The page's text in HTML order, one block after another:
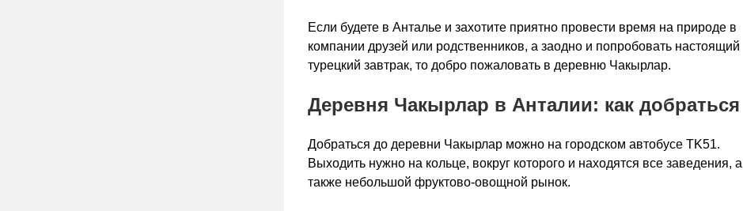
Если будете в Анталье и захотите приятно провести время на природе в
компании друзей или родственников, а заодно и попробовать настоящий
турецкий завтрак, то добро пожаловать в деревню Чакырлар.
Деревня Чакырлар в Анталии: как добраться
Добраться до деревни Чакырлар можно на городском автобусе TK51.
Выходить нужно на кольце, вокруг которого и находятся все заведения, а
также небольшой фруктово-овощной рынок.